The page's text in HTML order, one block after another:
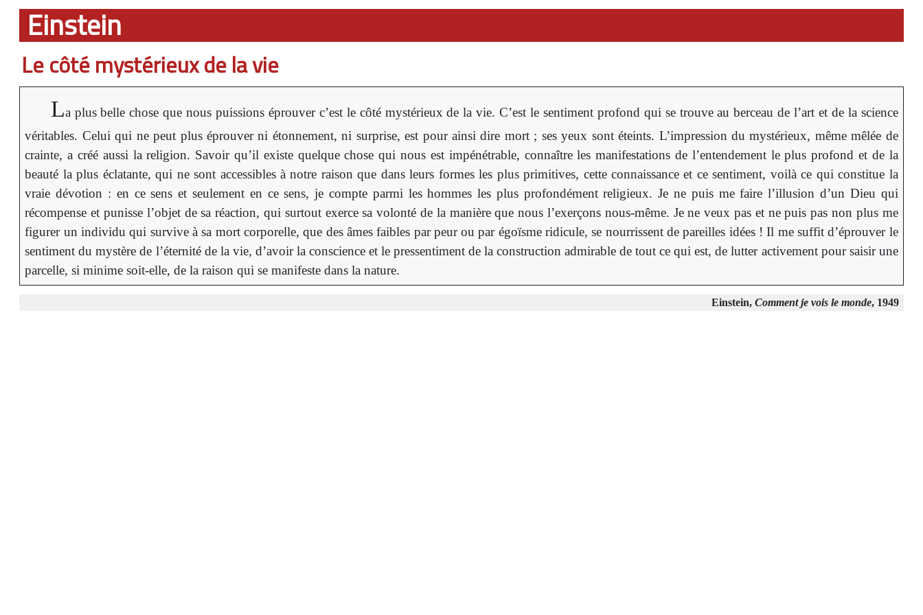
Einstein
Le côté mystérieux de la vie
La plus belle chose que nous puissions éprouver c’est le côté mystérieux de la vie. C’est le sentiment profond qui se trouve au berceau de l’art et de la science
véritables. Celui qui ne peut plus éprouver ni étonnement, ni surprise, est pour ainsi dire mort ; ses yeux sont éteints. L’impression du mystérieux, même mêlée de
crainte, a créé aussi la religion. Savoir qu’il existe quelque chose qui nous est impénétrable, connaître les manifestations de l’entendement le plus profond et de la
beauté la plus éclatante, qui ne sont accessibles à notre raison que dans leurs formes les plus primitives, cette connaissance et ce sentiment, voilà ce qui constitue la
vraie dévotion : en ce sens et seulement en ce sens, je compte parmi les hommes les plus profondément religieux. Je ne puis me faire l’illusion d’un Dieu qui
récompense et punisse l’objet de sa réaction, qui surtout exerce sa volonté de la manière que nous l’exerçons nous-même. Je ne veux pas et ne puis pas non plus me
figurer un individu qui survive à sa mort corporelle, que des âmes faibles par peur ou par égoïsme ridicule, se nourrissent de pareilles idées ! Il me suffit d’éprouver le
sentiment du mystère de l’éternité de la vie, d’avoir la conscience et le pressentiment de la construction admirable de tout ce qui est, de lutter activement pour saisir une
parcelle, si minime soit-elle, de la raison qui se manifeste dans la nature.
Einstein,Comment je vois le monde, 1949